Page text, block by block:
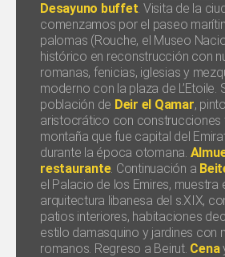
Desayuno buffet. Visita de la
comenzamos por el paseo
palomas (Rouche, el Museo
histórico en reconstrucción con
romanas, fenicias, iglesias y
moderno con la plaza de L’Etoile.
población de Deir el Qamar,
aristocrático con construcciones
montaña que fue capital del
durante la época otomana.
restaurante. Continuación a
el Palacio de los Emires, muestra
arquitectura libanesa del s.XIX,
patios interiores, habitaciones
estilo damasquino y jardines con
romanos. Regreso a Beirut. Cena